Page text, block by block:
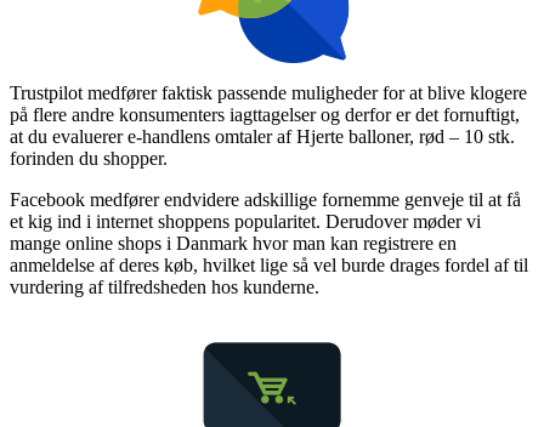
Trustpilot medfører faktisk passende muligheder for at blive klogere
på flere andre konsumenters iagttagelser og derfor er det fornuftigt,
at du evaluerer e-handlens omtaler af Hjerte balloner, rød – 10 stk.
forinden du shopper.
Facebook medfører endvidere adskillige fornemme genveje til at få
et kig ind i internet shoppens popularitet. Derudover møder vi
mange online shops i Danmark hvor man kan registrere en
anmeldelse af deres køb, hvilket lige så vel burde drages fordel af til
vurdering af tilfredsheden hos kunderne.